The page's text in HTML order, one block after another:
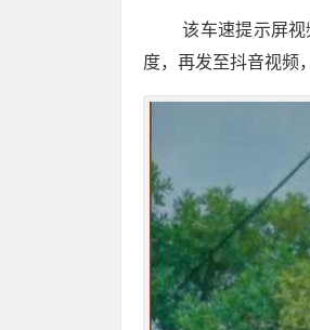
该车速提示屏
度，再发至抖音视频